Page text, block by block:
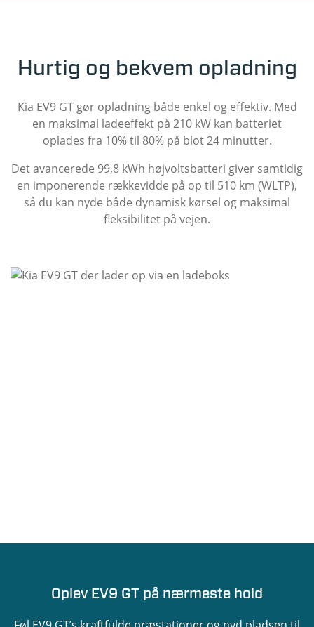
Hurtig og bekvem opladning
Kia EV9 GT gør opladning både enkel og effektiv. Med
en maksimal ladeeffekt på 210 kW kan batteriet
oplades fra 10% til 80% på blot 24 minutter.
Det avancerede 99,8 kWh højvoltsbatteri giver samtidig
en imponerende rækkevidde på op til 510 km (WLTP),
så du kan nyde både dynamisk kørsel og maksimal
fleksibilitet på vejen.
Oplev EV9 GT på nærmeste hold